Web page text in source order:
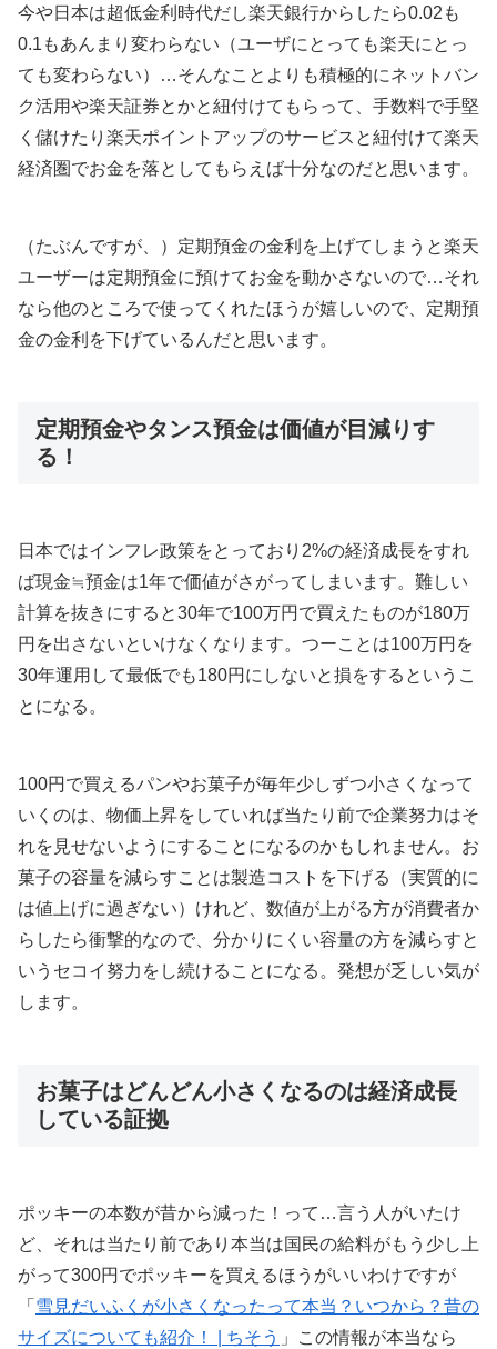
今や日本は超低金利時代だし楽天銀行からしたら0.02も
0.1もあんまり変わらない（ユーザにとっても楽天にとっ
ても変わらない）…そんなことよりも積極的にネットバン
ク活用や楽天証券とかと紐付けてもらって、手数料で手堅
く儲けたり楽天ポイントアップのサービスと紐付けて楽天
経済圏でお金を落としてもらえば十分なのだと思います。
（たぶんですが、）定期預金の金利を上げてしまうと楽天
ユーザーは定期預金に預けてお金を動かさないので…それ
なら他のところで使ってくれたほうが嬉しいので、定期預
金の金利を下げているんだと思います。
定期預金やタンス預金は価値が目減りす
る！
日本ではインフレ政策をとっており2%の経済成長をすれ
ば現金≒預金は1年で価値がさがってしまいます。難しい
計算を抜きにすると30年で100万円で買えたものが180万
円を出さないといけなくなります。つーことは100万円を
30年運用して最低でも180円にしないと損をするというこ
とになる。
100円で買えるパンやお菓子が毎年少しずつ小さくなって
いくのは、物価上昇をしていれば当たり前で企業努力はそ
れを見せないようにすることになるのかもしれません。お
菓子の容量を減らすことは製造コストを下げる（実質的に
は値上げに過ぎない）けれど、数値が上がる方が消費者か
らしたら衝撃的なので、分かりにくい容量の方を減らすと
いうセコイ努力をし続けることになる。発想が乏しい気が
します。
お菓子はどんどん小さくなるのは経済成長
している証拠
ポッキーの本数が昔から減った！って…言う人がいたけ
ど、それは当たり前であり本当は国民の給料がもう少し上
がって300円でポッキーを買えるほうがいいわけですが
「 雪見だいふくが小さくなったって本当？いつから？昔の
サイズについても紹介！ | ちそう 」この情報が本当なら